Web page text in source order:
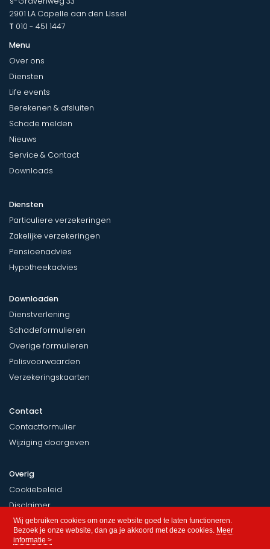
Wij gebruiken cookies om onze website goed te laten functioneren.
Bezoek je onze website, dan ga je akkoord met deze cookies. Meer
informatie >
2901 LA Capelle aan den IJssel
T 010 - 451 1447
Menu
Over ons
Diensten
Life events
Berekenen & afsluiten
Schade melden
Nieuws
Service & Contact
Downloads
Diensten
Particuliere verzekeringen
Zakelijke verzekeringen
Pensioenadvies
Hypotheekadvies
Downloaden
Dienstverlening
Schadeformulieren
Overige formulieren
Polisvoorwaarden
Verzekeringskaarten
Contact
Contactformulier
Wijziging doorgeven
Overig
Cookiebeleid
Disclaimer
Privacy